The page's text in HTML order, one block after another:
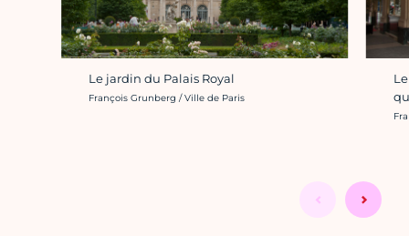
Le jardin du Palais Royal
Crédit photo :
François Grunberg / Ville de Paris